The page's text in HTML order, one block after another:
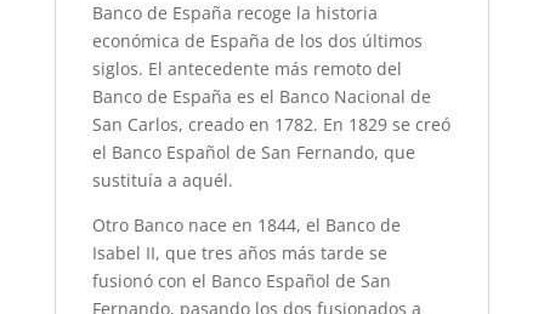
Banco de España recoge la historia
económica de España de los dos últimos
siglos. El antecedente más remoto del
Banco de España es el Banco Nacional de
San Carlos, creado en 1782. En 1829 se creó
el Banco Español de San Fernando, que
sustituía a aquél.
Otro Banco nace en 1844, el Banco de
Isabel II, que tres años más tarde se
fusionó con el Banco Español de San
Fernando, pasando los dos fusionados a